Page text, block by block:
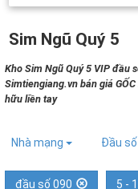
Sim Ngũ Quý 5
Kho Sim Ngũ Quý 5 VIP đầu
Simtiengiang.vn bán giá
hữu liền tay
Nhà mạng Đầu số
đầu số 090 5 -